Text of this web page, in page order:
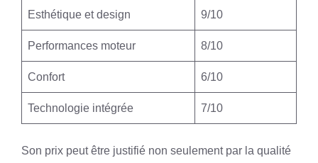
Esthétique et design 9/10
Performances moteur 8/10
Confort 6/10
Technologie intégrée 7/10
Son prix peut être justifié non seulement par la qualité